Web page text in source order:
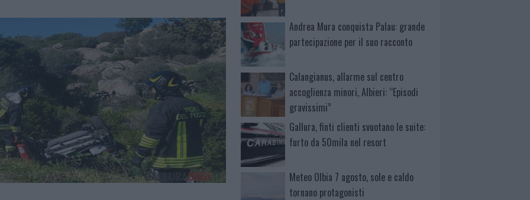
Andrea Mura conquista Palau: grande
partecipazione per il suo racconto
Calangianus, allarme sul centro
accoglienza minori, Albieri: “Episodi
gravissimi”
Gallura, finti clienti svuotano le suite:
furto da 50mila nel resort
Meteo Olbia 7 agosto, sole e caldo
tornano protagonisti